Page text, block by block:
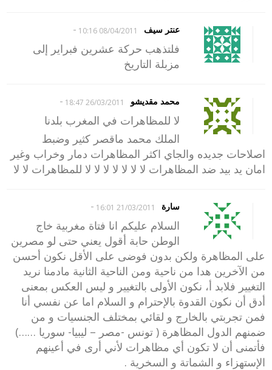
عنتر سيف 08/04/2011 10:16
-
فلتذهب حركة عشرين فبراير إلى
مزبلة التاريخ
محمد مقديشو 26/03/2011 18:47
-
لا للمظاهرات في المغرب بلدنا
الملك محمد ماقصر كثير وضبط
اصلاحات جديده والجاي اكثر المظاهرات دمار وخراب وغير
امان يد بيد ضد المظاهرات لا لا لا لا لا لا لا للمظاهرات لا لا
سارة 21/03/2011 16:01
-
السلام عليكم انا فتاة مغربية خاج
الوطن حابة أقول يعني حتى لو مصرين
على المظاهرة ولكن بدون فوضى على الأقل نكون أحسن
من الآخرين هدا من ناحية ومن الناحية الثانية مادمنا نريد
التغيير فلابد أ، نكون الأولى بالتغيير و ليس العكس بمعنى
أدق أن نكون القدوة بالإحترام و السلام اما عن نفسي أنا
فمن تجربتي بالخارج و لقائي بمختلف الجنسيات و من
ضمنهم الدول المظاهرة ( تونس -مصر – ليبيا- سوريا ……)
فأتمنى أن لا تكون أي مظاهرات لأني أرى في أعينهم
الإستهزاء و الشماتة و السخرية .